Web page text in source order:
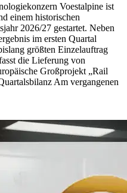
Voestalpine ist
einem historischen
2026/27 gestartet. Neben
im ersten Quartal
größten Einzelauftrag
die Lieferung von
Großprojekt „Rail
Am vergangenen